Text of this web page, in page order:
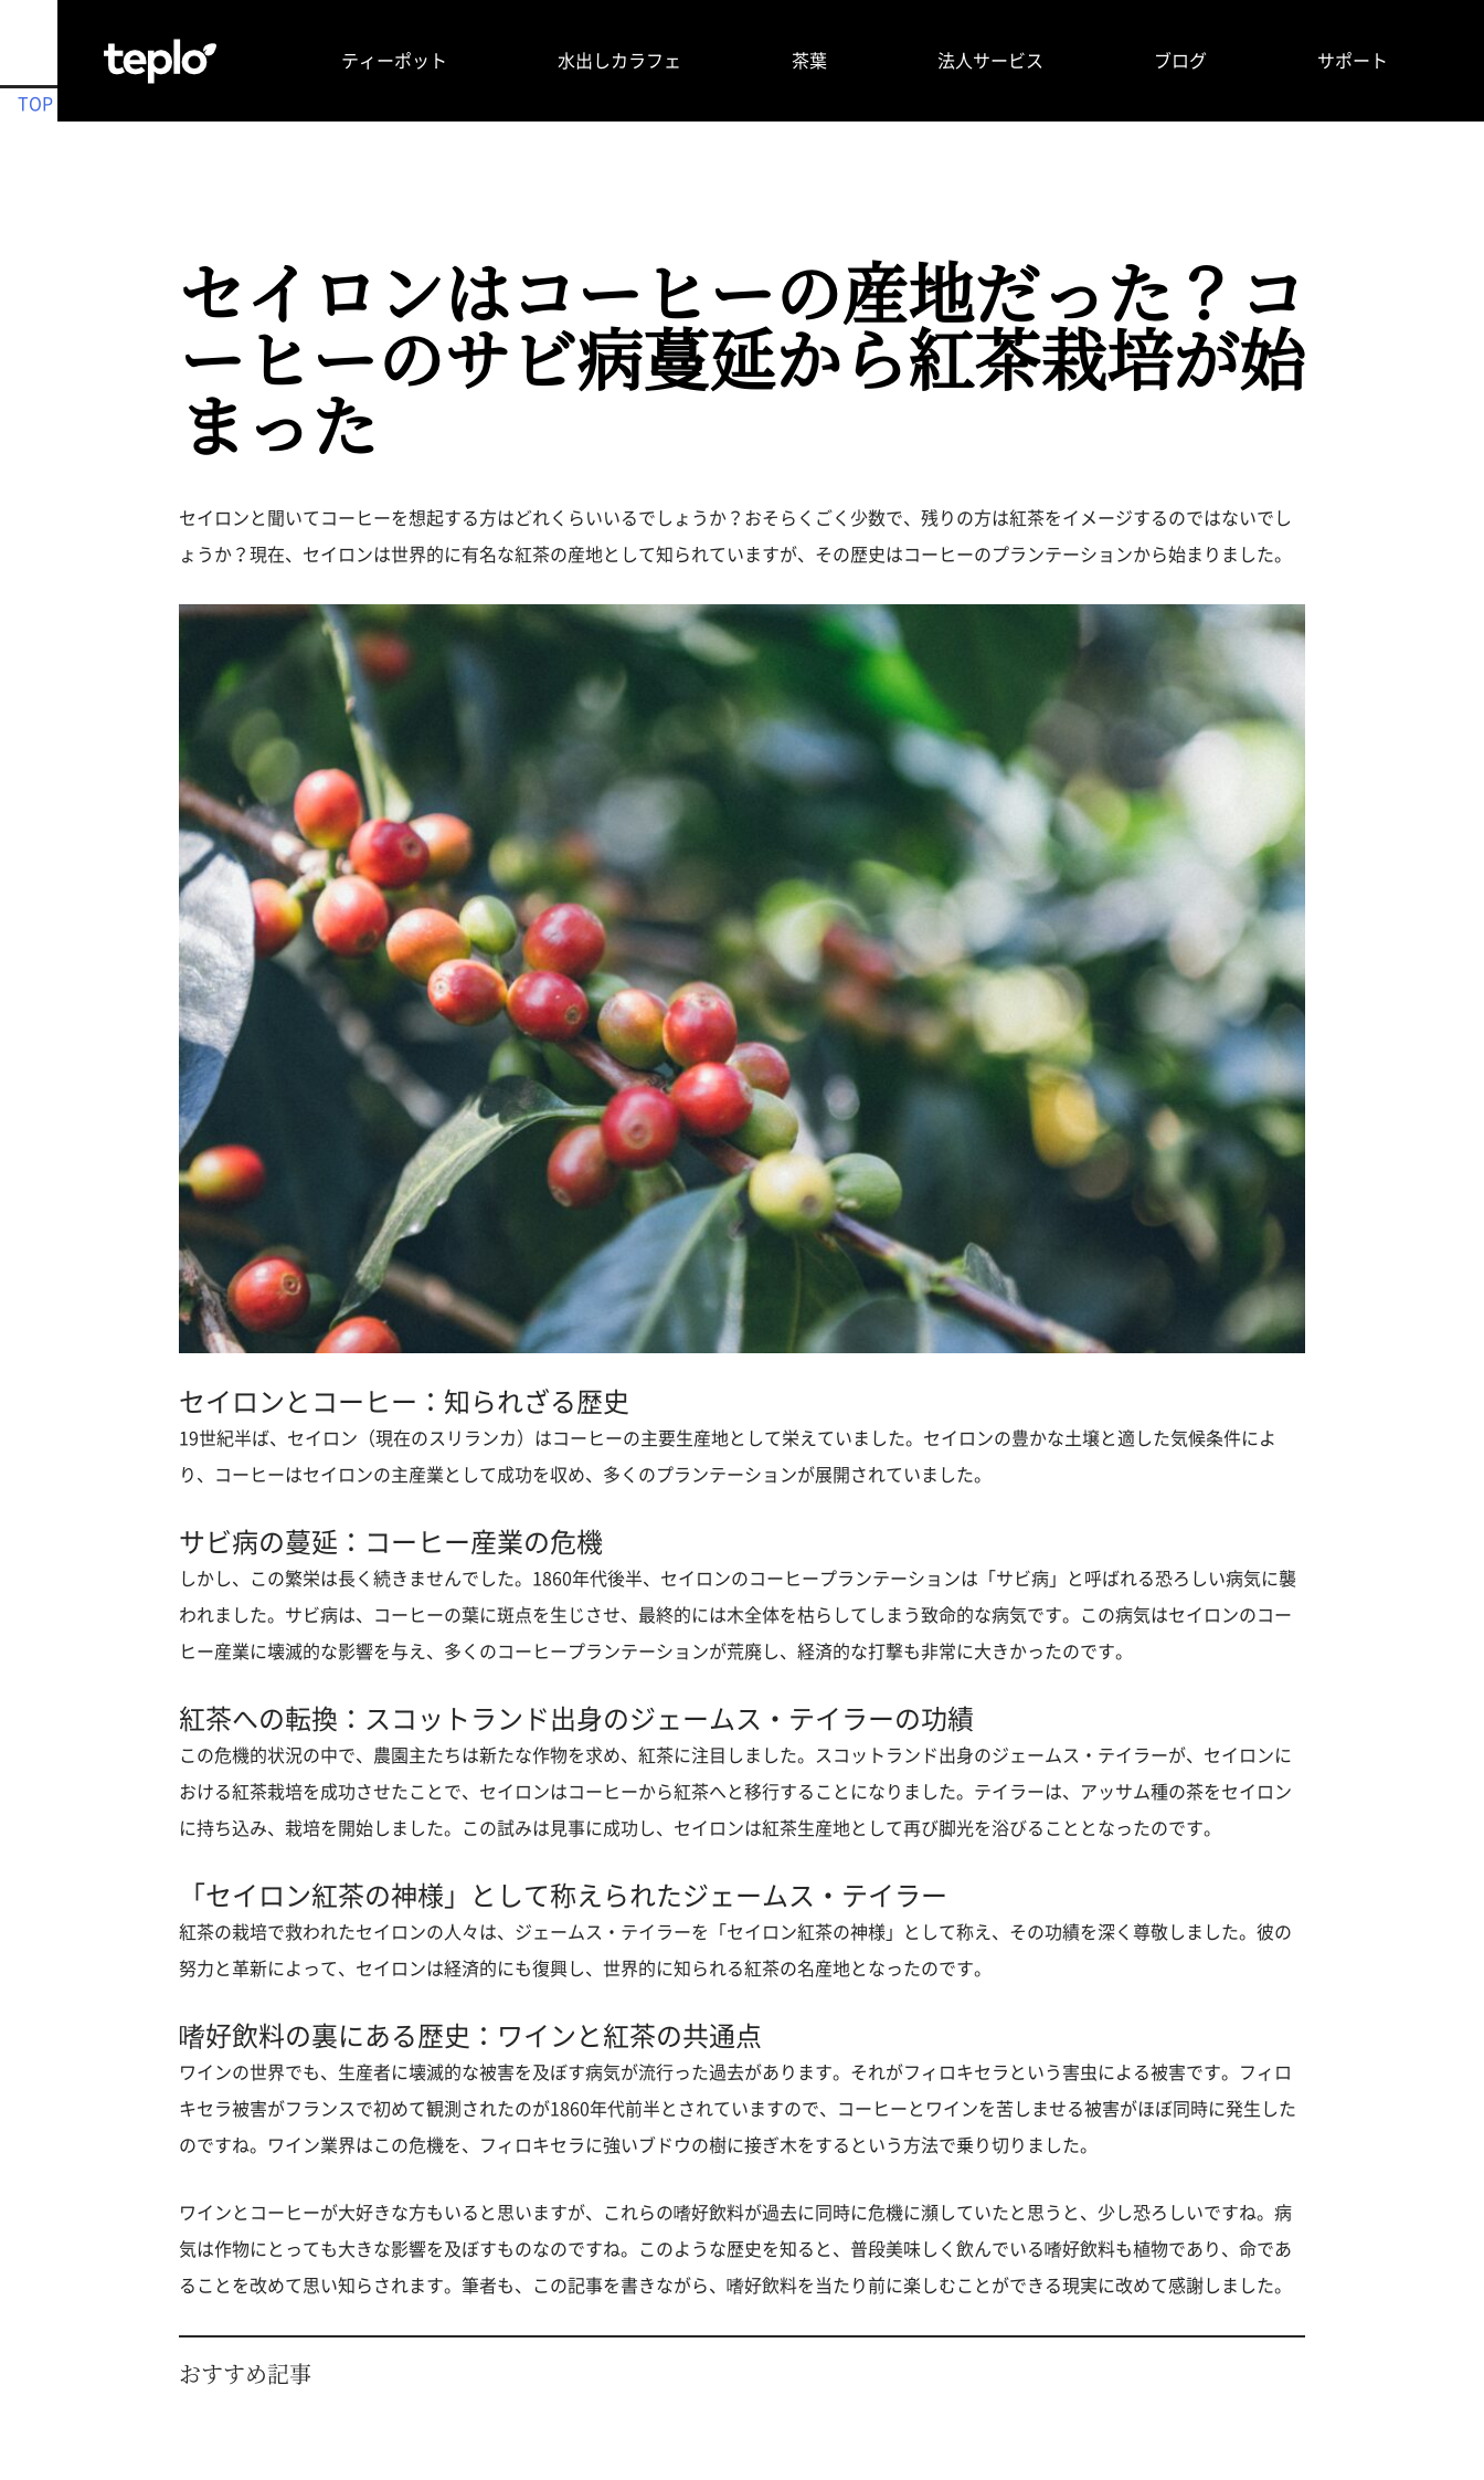
TOP
ティーポット 水出しカラフェ 茶葉 法人サービス ブログ サポート
セイロンはコーヒーの産地だった？コ
ーヒーのサビ病蔓延から紅茶栽培が始
まった
セイロンと聞いてコーヒーを想起する方はどれくらいいるでしょうか？おそらくごく少数で、残りの方は紅茶をイメージするのではないでし
ょうか？現在、セイロンは世界的に有名な紅茶の産地として知られていますが、その歴史はコーヒーのプランテーションから始まりました。
セイロンとコーヒー：知られざる歴史
19世紀半ば、セイロン（現在のスリランカ）はコーヒーの主要生産地として栄えていました。セイロンの豊かな土壌と適した気候条件によ
り、コーヒーはセイロンの主産業として成功を収め、多くのプランテーションが展開されていました。
サビ病の蔓延：コーヒー産業の危機
しかし、この繁栄は長く続きませんでした。1860年代後半、セイロンのコーヒープランテーションは「サビ病」と呼ばれる恐ろしい病気に襲
われました。サビ病は、コーヒーの葉に斑点を生じさせ、最終的には木全体を枯らしてしまう致命的な病気です。この病気はセイロンのコー
ヒー産業に壊滅的な影響を与え、多くのコーヒープランテーションが荒廃し、経済的な打撃も非常に大きかったのです​​。
紅茶への転換：スコットランド出身のジェームス・テイラーの功績
この危機的状況の中で、農園主たちは新たな作物を求め、紅茶に注目しました。スコットランド出身のジェームス・テイラーが、セイロンに
おける紅茶栽培を成功させたことで、セイロンはコーヒーから紅茶へと移行することになりました。テイラーは、アッサム種の茶をセイロン
に持ち込み、栽培を開始しました。この試みは見事に成功し、セイロンは紅茶生産地として再び脚光を浴びることとなったのです​​。
「セイロン紅茶の神様」として称えられたジェームス・テイラー
紅茶の栽培で救われたセイロンの人々は、ジェームス・テイラーを「セイロン紅茶の神様」として称え、その功績を深く尊敬しました。彼の
努力と革新によって、セイロンは経済的にも復興し、世界的に知られる紅茶の名産地となったのです​​。
嗜好飲料の裏にある歴史：ワインと紅茶の共通点
ワインの世界でも、生産者に壊滅的な被害を及ぼす病気が流行った過去があります。それがフィロキセラという害虫による被害です。フィロ
キセラ被害がフランスで初めて観測されたのが1860年代前半とされていますので、コーヒーとワインを苦しませる被害がほぼ同時に発生した
のですね。ワイン業界はこの危機を、フィロキセラに強いブドウの樹に接ぎ木をするという方法で乗り切りました。
ワインとコーヒーが大好きな方もいると思いますが、これらの嗜好飲料が過去に同時に危機に瀕していたと思うと、少し恐ろしいですね。病
気は作物にとっても大きな影響を及ぼすものなのですね。このような歴史を知ると、普段美味しく飲んでいる嗜好飲料も植物であり、命であ
ることを改めて思い知らされます。筆者も、この記事を書きながら、嗜好飲料を当たり前に楽しむことができる現実に改めて感謝しました。
おすすめ記事